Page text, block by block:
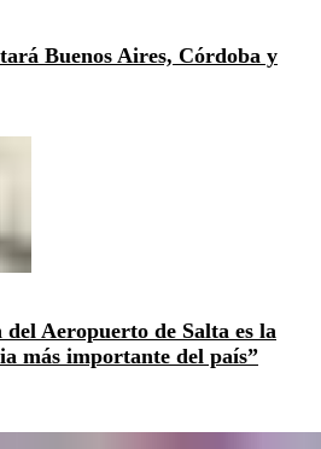
Buenos Aires, Córdoba y
Aeropuerto de Salta es la
más importante del país”